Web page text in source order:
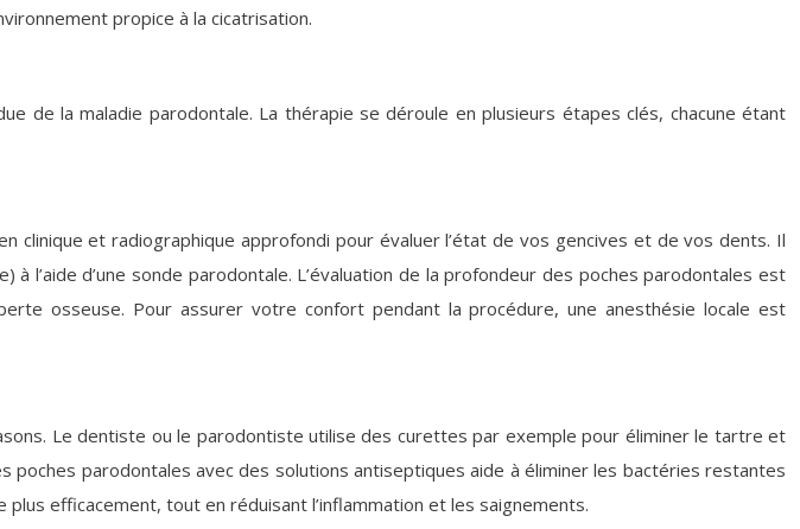
propice à la cicatrisation.
de la maladie parodontale. La thérapie se déroule en plusieurs étapes clés, chacune étant
et radiographique approfondi pour évaluer l’état de vos gencives et de vos dents. Il
l’aide d’une sonde parodontale. L’évaluation de la profondeur des poches parodontales est
osseuse. Pour assurer votre confort pendant la procédure, une anesthésie locale est
Le dentiste ou le parodontiste utilise des curettes par exemple pour éliminer le tartre et
poches parodontales avec des solutions antiseptiques aide à éliminer les bactéries restantes
efficacement, tout en réduisant l’inflammation et les saignements.